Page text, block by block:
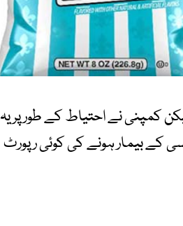
کمپنی نے احتیاط کے طور پر یہ
کے بیمار ہونے کی کوئی رپورٹ